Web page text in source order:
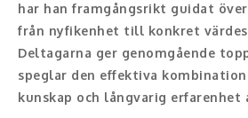
Radio och TV-profiler
Underhållning och event
Event
har han framgångsrikt guidat
från nyfikenhet till konkret
Deltagarna ger genomgående
speglar den effektiva
kunskap och långvarig erfarenhet